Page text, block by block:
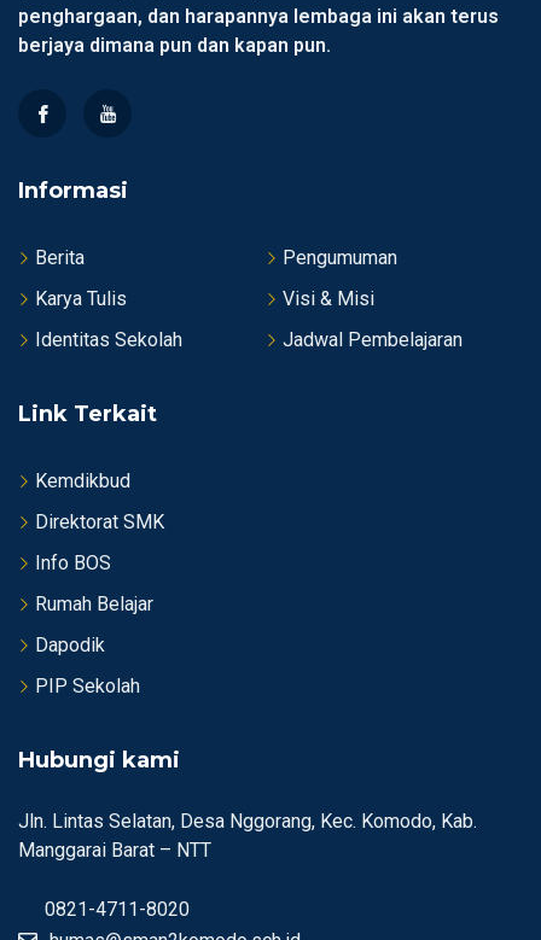
penghargaan, dan harapannya lembaga ini akan terus
berjaya dimana pun dan kapan pun.
Informasi
Berita
Pengumuman
Karya Tulis
Visi & Misi
Identitas Sekolah
Jadwal Pembelajaran
Link Terkait
Kemdikbud
Direktorat SMK
Info BOS
Rumah Belajar
Dapodik
PIP Sekolah
Hubungi kami
Jln. Lintas Selatan, Desa Nggorang, Kec. Komodo, Kab.
Manggarai Barat – NTT
0821-4711-8020